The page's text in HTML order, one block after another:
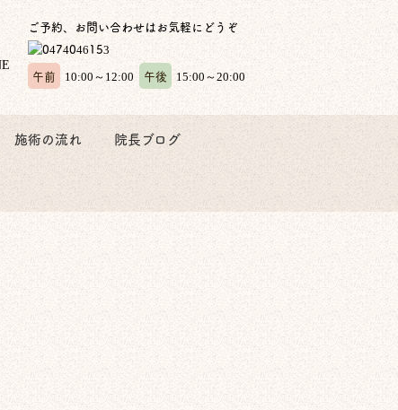
ご予約、お問い合わせはお気軽にどうぞ
午前 10:00～12:00 午後 15:00～20:00
施術の流れ 院長ブログ